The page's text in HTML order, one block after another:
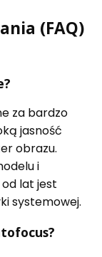
(FAQ)
za bardzo
jasność
obrazu.
i
lat jest
systemowej.